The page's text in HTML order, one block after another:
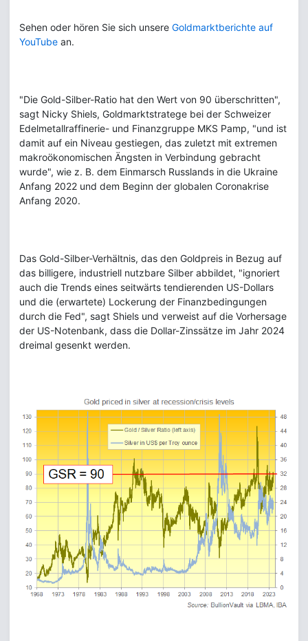
Sehen oder hören Sie sich unsere Goldmarktberichte auf
YouTube an.
"Die Gold-Silber-Ratio hat den Wert von 90 überschritten",
sagt Nicky Shiels, Goldmarktstratege bei der Schweizer
Edelmetallraffinerie- und Finanzgruppe MKS Pamp, "und ist
damit auf ein Niveau gestiegen, das zuletzt mit extremen
makroökonomischen Ängsten in Verbindung gebracht
wurde", wie z. B. dem Einmarsch Russlands in die Ukraine
Anfang 2022 und dem Beginn der globalen Coronakrise
Anfang 2020.
Das Gold-Silber-Verhältnis, das den Goldpreis in Bezug auf
das billigere, industriell nutzbare Silber abbildet, "ignoriert
auch die Trends eines seitwärts tendierenden US-Dollars
und die (erwartete) Lockerung der Finanzbedingungen
durch die Fed", sagt Shiels und verweist auf die Vorhersage
der US-Notenbank, dass die Dollar-Zinssätze im Jahr 2024
dreimal gesenkt werden.